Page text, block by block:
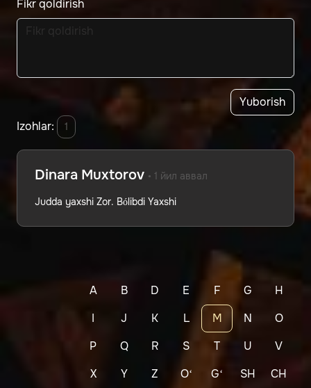
Fikr qoldirish
Yuborish
Izohlar:
1
Dinara Muxtorov • 1 йил аввал
Judda yaxshi Zor. Bólibdi Yaxshi
A B D E F G
H
I
J K L M N
O
P
Q R S T U
V
X
Y Z Oʻ Gʻ SH CH